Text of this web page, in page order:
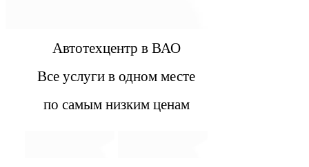
Автотехцентр в ВАО
Все услуги в одном месте
по самым низким ценам